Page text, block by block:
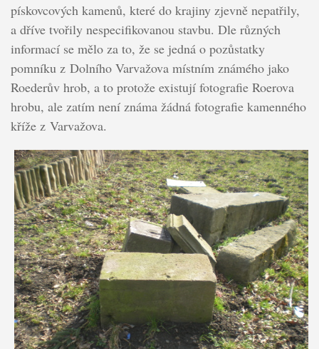
pískovcových kamenů, které do krajiny zjevně nepatřily,
a dříve tvořily nespecifikovanou stavbu. Dle různých
informací se mělo za to, že se jedná o pozůstatky
pomníku z Dolního Varvažova místním známého jako
Roederův hrob, a to protože existují fotografie Roerova
hrobu, ale zatím není známa žádná fotografie kamenného
kříže z Varvažova.